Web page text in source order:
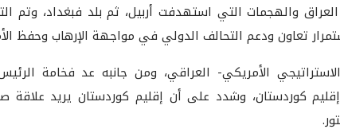
والهجمات التي استهدفت أربيل، ثم بلد فبغداد، وتم
تعاون ودعم التحالف الدولي في مواجهة الإرهاب وحفظ
الأمريكي- العراقي، ومن جانبه عد فخامة الرئيس
كوردستان، وشدد على أن إقليم كوردستان يريد